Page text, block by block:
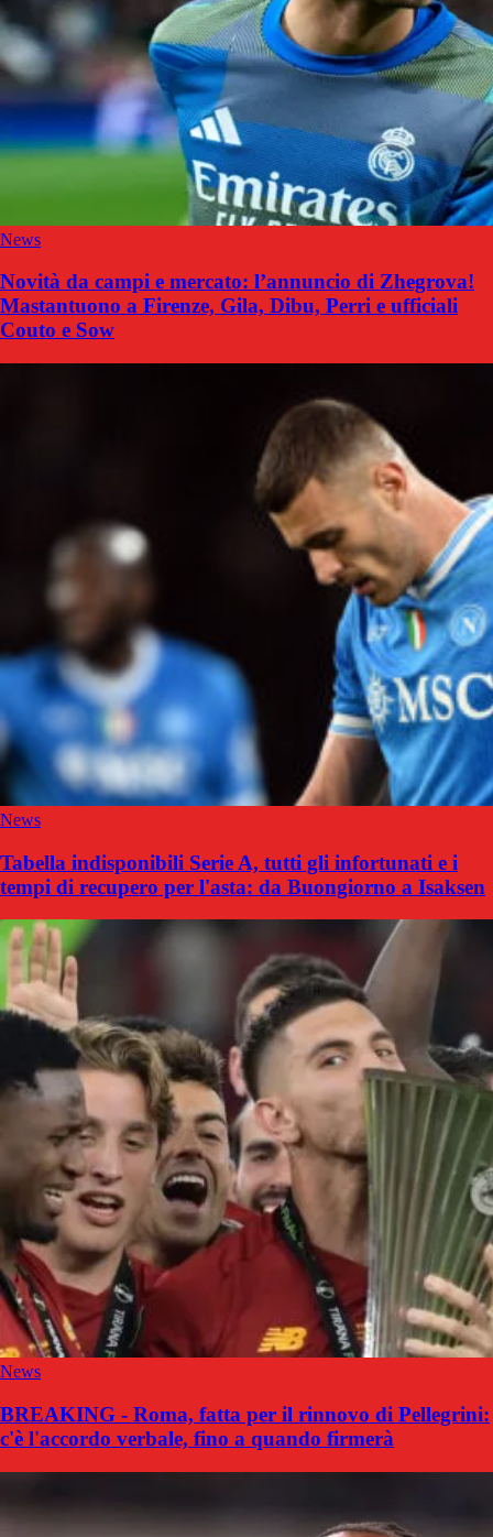
News
Novità da campi e mercato: l’annuncio di Zhegrova!
Mastantuono a Firenze, Gila, Dibu, Perri e ufficiali
Couto e Sow
News
Tabella indisponibili Serie A, tutti gli infortunati e i
tempi di recupero per l'asta: da Buongiorno a Isaksen
News
BREAKING - Roma, fatta per il rinnovo di Pellegrini:
c'è l'accordo verbale, fino a quando firmerà